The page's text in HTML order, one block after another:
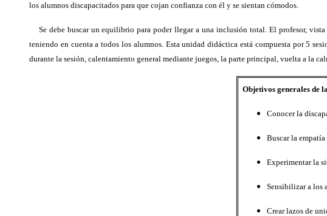
los alumnos discapacitados para que cojan confianza con él y se sientan cómodos.
Se debe buscar un equilibrio para poder llegar a una inclusión total. El profesor,
teniendo en cuenta a todos los alumnos. Esta unidad didáctica está compuesta por 5
durante la sesión, calentamiento general mediante juegos, la parte principal, vuelta a la
Objetivos generales de
Conocer la
Buscar la
Experimentar la
Sensibilizar a los
Crear lazos de